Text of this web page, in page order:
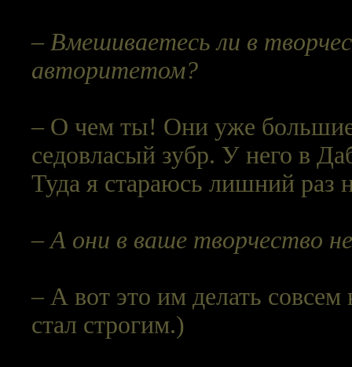
– Вмешиваетесь ли в
авторитетом?
– О чем ты! Они уже
седовласый зубр. У него в
Туда я стараюсь лишний раз
– А они в ваше творчество
– А вот это им делать
стал строгим.)